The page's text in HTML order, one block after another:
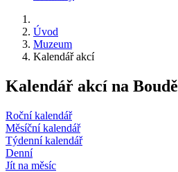
Úvod
Muzeum
Kalendář akcí
Kalendář akcí na Boudě
Roční kalendář
Měsíční kalendář
Týdenní kalendář
Denní
Jít na měsíc